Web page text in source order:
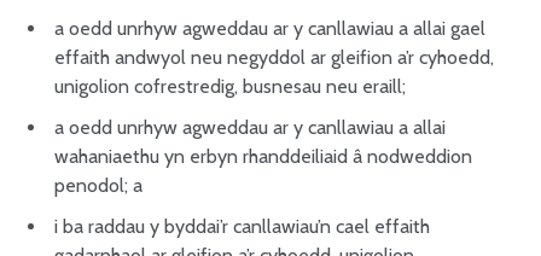
a oedd unrhyw agweddau ar y canllawiau a allai gael
effaith andwyol neu negyddol ar gleifion a’r cyhoedd,
unigolion cofrestredig, busnesau neu eraill;
a oedd unrhyw agweddau ar y canllawiau a allai
wahaniaethu yn erbyn rhanddeiliaid â nodweddion
penodol; a
i ba raddau y byddai’r canllawiau’n cael effaith